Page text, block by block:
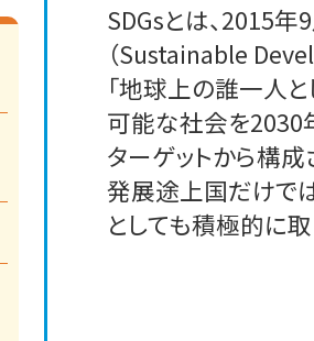
SDGsとは、2015
（Sustainable
「地球上の誰一人
可能な社会を2030
ターゲットから構成
発展途上国だけで
としても積極的に取